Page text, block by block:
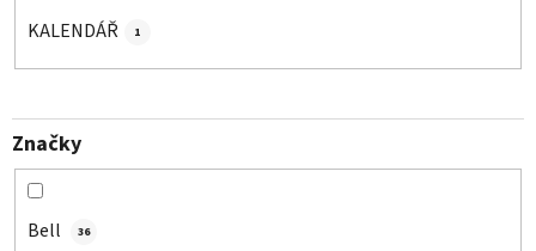
KALENDÁŘ 1
Značky
Bell 36